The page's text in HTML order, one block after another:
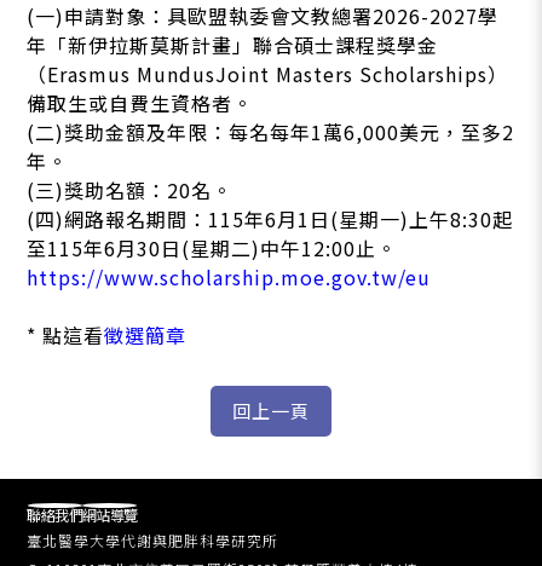
(一)申請對象：具歐盟執委會文教總署2026-2027學
年「新伊拉斯莫斯計畫」聯合碩士課程獎學金
（Erasmus MundusJoint Masters Scholarships）
備取生或自費生資格者。
(二)獎助金額及年限：每名每年1萬6,000美元，至多2
年。
(三)獎助名額：20名。
(四)網路報名期間：115年6月1日(星期一)上午8:30起
至115年6月30日(星期二)中午12:00止。
https://www.scholarship.moe.gov.tw/eu
* 點這看徵選簡章
臺北醫學大學代謝與肥胖科學研究所
聯絡我們網站導覽